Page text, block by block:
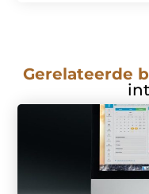
Gerelateerde